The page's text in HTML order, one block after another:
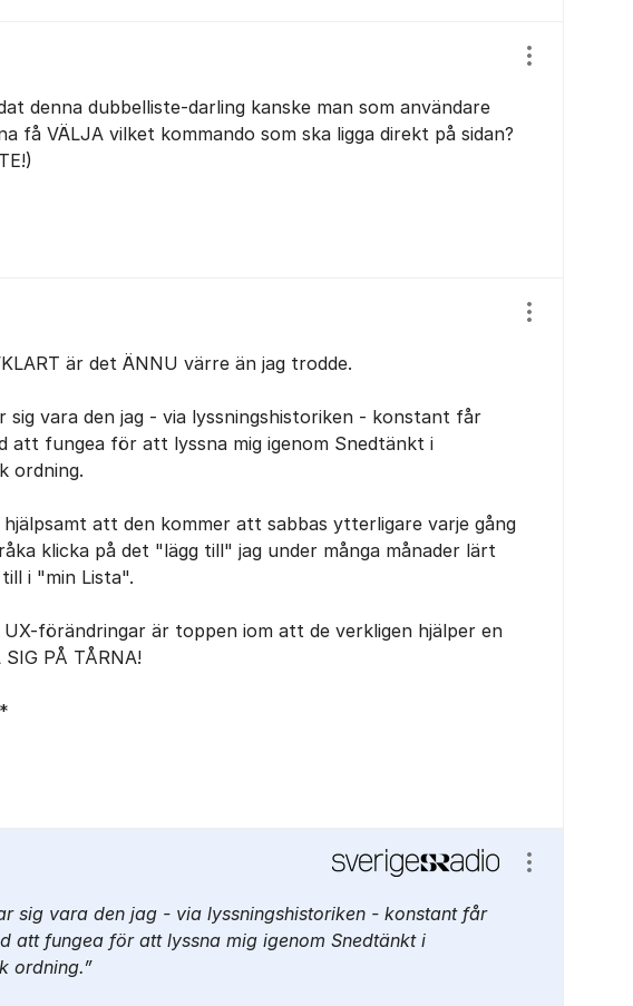
denna dubbelliste-darling kanske man som användare
få VÄLJA vilket kommando som ska ligga direkt på sidan?
Visa/dölj
är det ÄNNU värre än jag trodde.
sig vara den jag - via lyssningshistoriken - konstant får
att fungea för att lyssna mig igenom Snedtänkt i
ordning.
hjälpsamt att den kommer att sabbas ytterligare varje gång
klicka på det "lägg till" jag under många månader lärt
i "min Lista".
UX-förändringar är toppen iom att de verkligen hjälper en
PÅ TÅRNA!
Visa/dölj
sig vara den jag - via lyssningshistoriken - konstant får
att fungea för att lyssna mig igenom Snedtänkt i
ordning.
Visa/dölj